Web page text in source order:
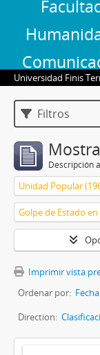
Universidad Finis
Filtros
Descripción
Unidad Popular
Golpe de Estado en
Imprimir vista
Ordenar por:
Direction: